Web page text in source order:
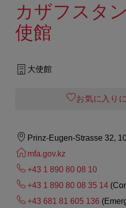
カザフスタ
使館
大使館
お気に入り
Prinz-Eugen-Strasse 32,
mfa.gov.kz
+43 1 890 80 08 10
+43 1 890 80 08 35 14
+43 681 81 605 136